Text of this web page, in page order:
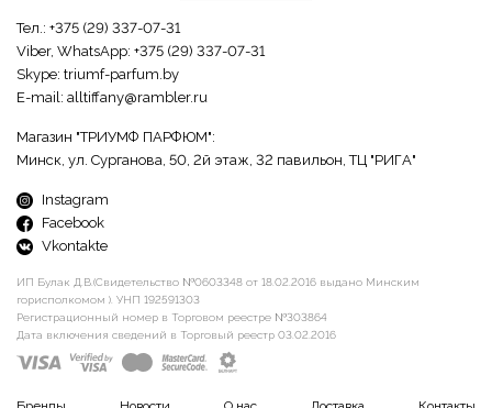
Тел.: +375 (29) 337-07-31
Viber, WhatsApp: +375 (29) 337-07-31
Skype: triumf-parfum.by
E-mail: alltiffany@rambler.ru
Магазин "ТРИУМФ ПАРФЮМ":
Минск, ул. Сурганова, 50, 2й этаж, 32 павильон, ТЦ "РИГА"
Instagram
Facebook
Vkontakte
ИП Булак Д.В.(Свидетельство №0603348 от 18.02.2016 выдано Минским
горисполкомом ). УНП 192591303
Регистрационный номер в Торговом реестре №303864
Дата включения сведений в Торговый реестр 03.02.2016